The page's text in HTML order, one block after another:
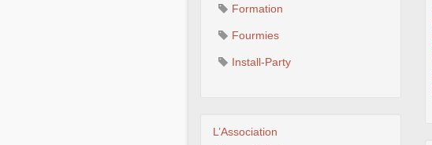
Formation
Fourmies
Install-Party
L’Association